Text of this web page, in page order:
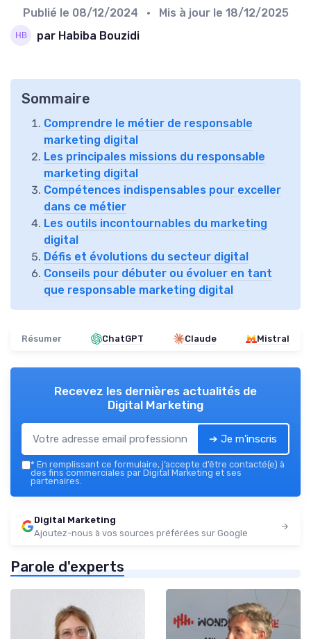
Publié le 08/12/2024 • Mis à jour le 18/12/2025
par Habiba Bouzidi
Sommaire
Comprendre le métier de responsable
marketing digital
Les principales missions du responsable
marketing digital
Compétences indispensables pour exceller
dans ce métier
Les outils incontournables du marketing
digital
Défis et évolutions du secteur digital
Conseils pour débuter ou évoluer en tant
que responsable marketing digital
Résumer ChatGPT Claude Mistral
Recevez les dernières actualités de
Digital Marketing
➔ Je m'inscris
* En remplissant ce formulaire, j’accepte d’être contacté(e) à
des fins commerciales par Digital Marketing et ses
partenaires.
Digital Marketing
Ajoutez-nous à vos sources préférées sur Google
Parole d'experts